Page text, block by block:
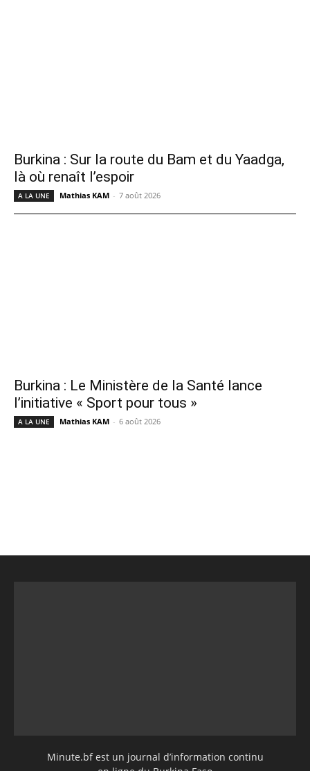
Burkina : Sur la route du Bam et du Yaadga,
là où renaît l’espoir
A LA UNE Mathias KAM - 7 août 2026
Burkina : Le Ministère de la Santé lance
l’initiative « Sport pour tous »
A LA UNE Mathias KAM - 6 août 2026
Minute.bf est un journal d’information continu